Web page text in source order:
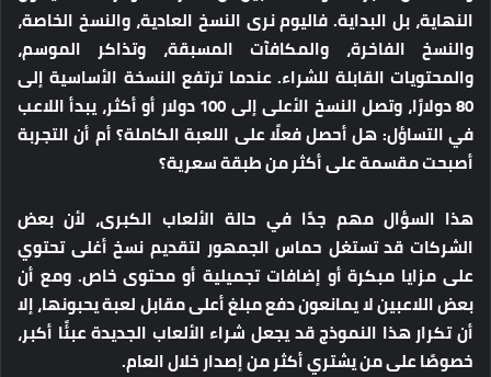
النهاية، بل البداية. فاليوم نرى النسخ العادية، والنسخ الخاصة،
والنسخ الفاخرة، والمكافآت المسبقة، وتذاكر الموسم،
والمحتويات القابلة للشراء. عندما ترتفع النسخة الأساسية إلى
80 دولارًا، وتصل النسخ الأعلى إلى 100 دولار أو أكثر، يبدأ اللاعب
في التساؤل:هل أحصل فعلًا على اللعبة الكاملة؟ أم أن التجربة
أصبحت مقسمة على أكثر من طبقة سعرية؟
هذا السؤال مهم جدًا في حالة الألعاب الكبرى، لأن بعض
الشركات قد تستغل حماس الجمهور لتقديم نسخ أغلى تحتوي
على مزايا مبكرة أو إضافات تجميلية أو محتوى خاص. ومع أن
بعض اللاعبين لا يمانعون دفع مبلغ أعلى مقابل لعبة يحبونها، إلا
أن تكرار هذا النموذج قد يجعل شراء الألعاب الجديدة عبئًا أكبر،
خصوصًا على من يشتري أكثر من إصدار خلال العام.